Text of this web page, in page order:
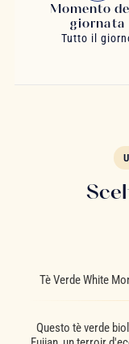
Momento
giornata
Tutto il
Tè Verde White
Questo tè verde